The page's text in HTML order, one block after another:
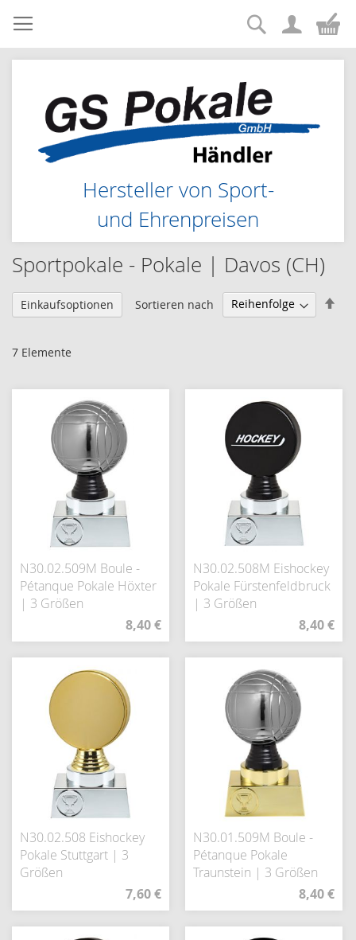
Zum
Inhalt
springen
Hersteller von Sport-
und Ehrenpreisen
Suche
Sportpokale - Pokale | Davos (CH)
Einkaufsoptionen
7 Elemente
Sortieren nach
N30.02.509M Boule -
Pétanque Pokale Höxter
| 3 Größen
8,40 €
N30.02.508M Eishockey
Pokale Fürstenfeldbruck
| 3 Größen
8,40 €
N30.02.508 Eishockey
Pokale Stuttgart | 3
Größen
7,60 €
N30.01.509M Boule -
Pétanque Pokale
Traunstein | 3 Größen
8,40 €